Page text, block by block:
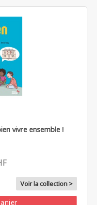
vivre ensemble !
Voir la collection >